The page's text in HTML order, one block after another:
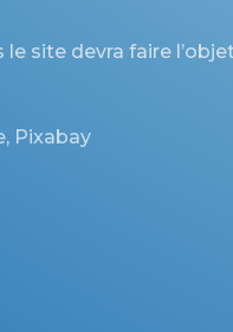
site devra faire l’objet
Pixabay